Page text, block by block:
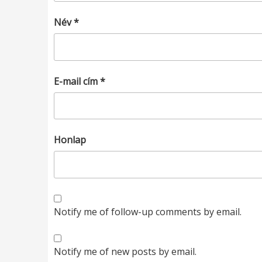
Név*
E-mail cím*
Honlap
Notify me of follow-up comments by email.
Notify me of new posts by email.